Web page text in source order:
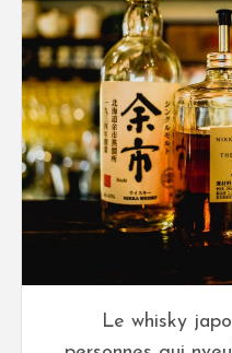
Le whisky